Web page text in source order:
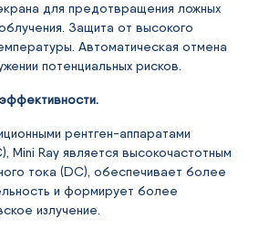
для предотвращения ложных
Защита от высокого
Автоматическая отмена
потенциальных рисков.
рентген-аппаратами
Mini Ray является высокочастотным
тока (DC), обеспечивает более
и формирует более
излучение.